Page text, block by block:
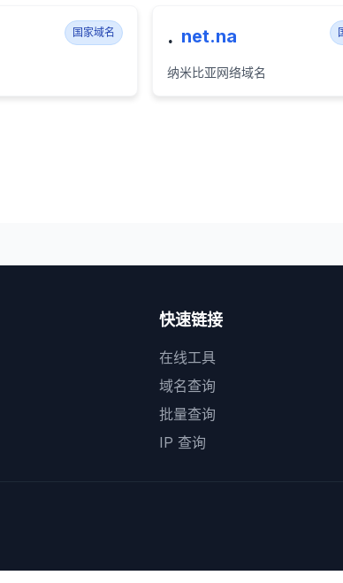
国家域名 . net.na
纳米比亚网络域名
快速链接
在线工具
域名查询
批量查询
IP 查询